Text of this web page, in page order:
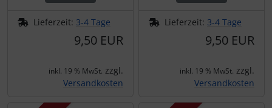
Lieferzeit: 3-4 Tage
9,50 EUR
inkl. 19 % MwSt. zzgl.
Versandkosten
Lieferzeit: 3-4 Tage
9,50 EUR
inkl. 19 % MwSt. zzgl.
Versandkosten